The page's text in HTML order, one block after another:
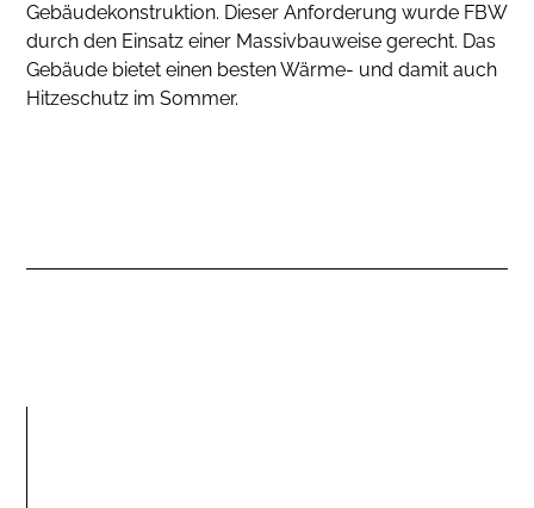
Gebäudekonstruktion. Dieser Anforderung wurde FBW
durch den Einsatz einer Massivbauweise gerecht. Das
Gebäude bietet einen besten Wärme- und damit auch
Hitzeschutz im Sommer.